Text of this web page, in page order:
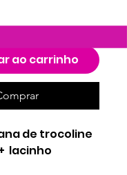
ao carrinho
de trocoline
lacinho